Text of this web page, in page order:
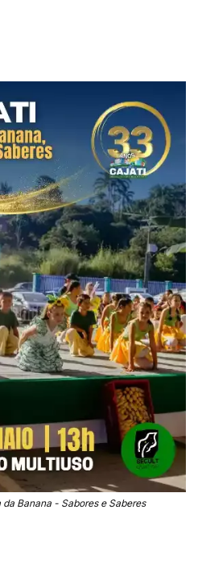
Banana - Sabores e Saberes